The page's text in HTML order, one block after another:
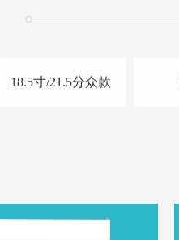
18.5寸/21.5分众款